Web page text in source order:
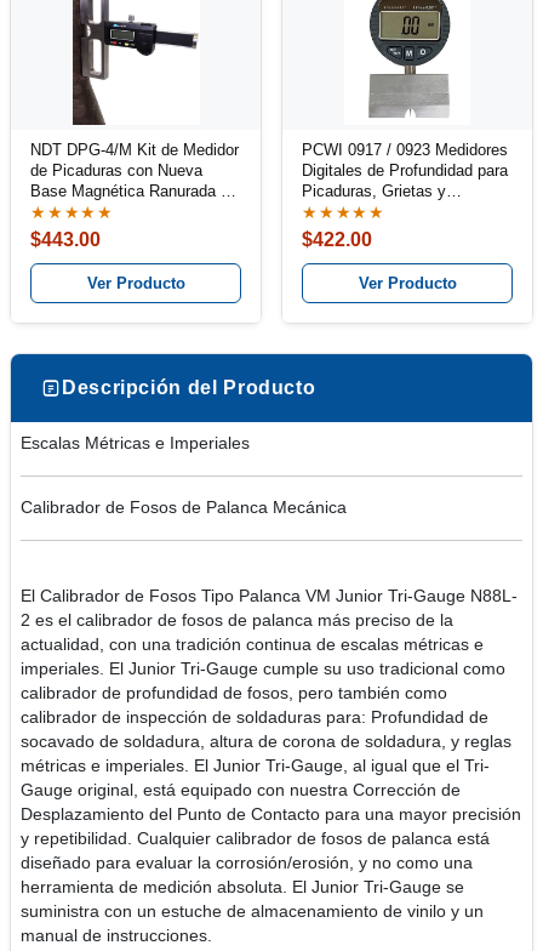
NDT DPG-4/M Kit de Medidor
de Picaduras con Nueva
Base Magnética Ranurada en
V
★★★★★
$443.00
Ver Producto
PCWI 0917 / 0923 Medidores
Digitales de Profundidad para
Picaduras, Grietas y
Corrosión
★★★★★
$422.00
Ver Producto
Descripción del Producto
Escalas Métricas e Imperiales
Calibrador de Fosos de Palanca Mecánica
El Calibrador de Fosos Tipo Palanca VM Junior Tri-Gauge N88L-
2 es el calibrador de fosos de palanca más preciso de la
actualidad, con una tradición continua de escalas métricas e
imperiales. El Junior Tri-Gauge cumple su uso tradicional como
calibrador de profundidad de fosos, pero también como
calibrador de inspección de soldaduras para: Profundidad de
socavado de soldadura, altura de corona de soldadura, y reglas
métricas e imperiales. El Junior Tri-Gauge, al igual que el Tri-
Gauge original, está equipado con nuestra Corrección de
Desplazamiento del Punto de Contacto para una mayor precisión
y repetibilidad. Cualquier calibrador de fosos de palanca está
diseñado para evaluar la corrosión/erosión, y no como una
herramienta de medición absoluta. El Junior Tri-Gauge se
suministra con un estuche de almacenamiento de vinilo y un
manual de instrucciones.